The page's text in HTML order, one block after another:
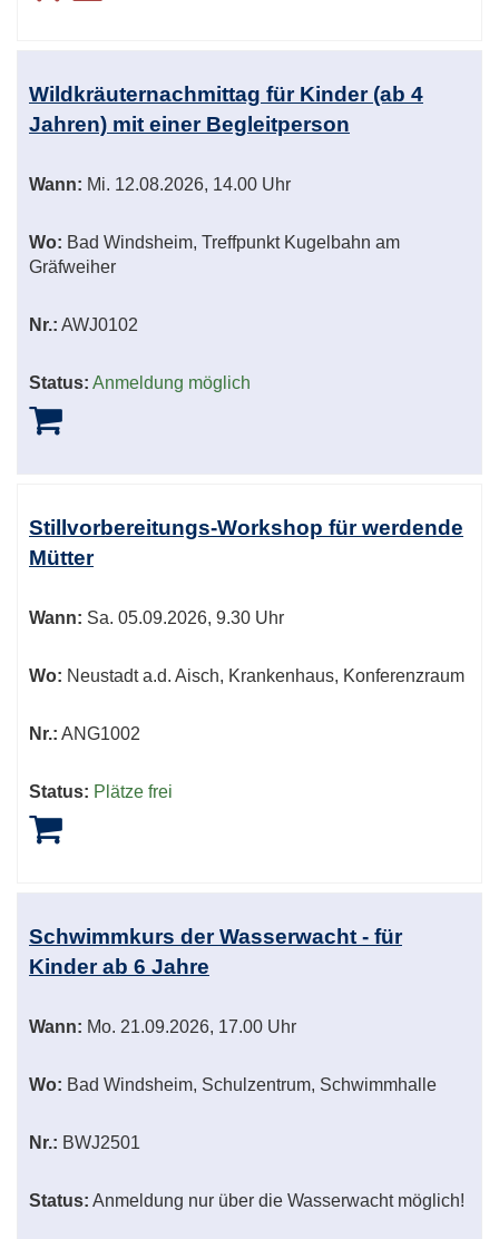
Wildkräuternachmittag für Kinder (ab 4
Jahren) mit einer Begleitperson
Wann: Mi. 12.08.2026, 14.00 Uhr
Wo: Bad Windsheim, Treffpunkt Kugelbahn am
Gräfweiher
Nr.: AWJ0102
Status: Anmeldung möglich
Stillvorbereitungs-Workshop für werdende
Mütter
Wann: Sa. 05.09.2026, 9.30 Uhr
Wo: Neustadt a.d. Aisch, Krankenhaus, Konferenzraum
Nr.: ANG1002
Status: Plätze frei
Schwimmkurs der Wasserwacht - für
Kinder ab 6 Jahre
Wann: Mo. 21.09.2026, 17.00 Uhr
Wo: Bad Windsheim, Schulzentrum, Schwimmhalle
Nr.: BWJ2501
Status: Anmeldung nur über die Wasserwacht möglich!